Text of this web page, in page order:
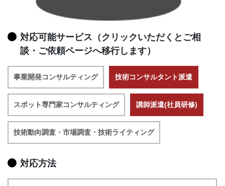
対応可能サービス（クリックいただくとご相
談・ご依頼ページへ移行します）
事業開発コンサルティング 技術コンサルタント派遣
スポット専門家コンサルティング 講師派遣(社員研修)
技術動向調査・市場調査・技術ライティング
対応方法